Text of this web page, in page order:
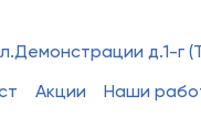
Акции Наши
д.1-г